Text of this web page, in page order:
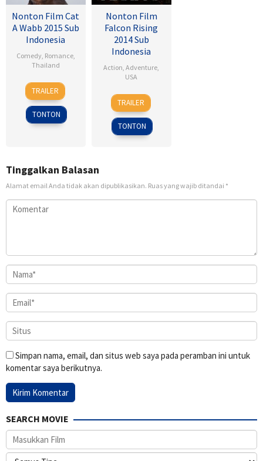
Nonton Film Cat
A Wabb 2015 Sub
Indonesia
Comedy, Romance,
Thailand
4
Mar
2015
Nareubadee
Wetchakam
TRAILER
TONTON
Nonton Film
Falcon Rising
2014 Sub
Indonesia
Action,Adventure,
USA
5
Sep
2014
Ernie
Barbarash
TRAILER
TONTON
Tinggalkan Balasan
Alamat email Anda tidak akan dipublikasikan. Ruas yang wajib ditandai *
Simpan nama, email, dan situs web saya pada peramban ini untuk
komentar saya berikutnya.
SEARCH MOVIE